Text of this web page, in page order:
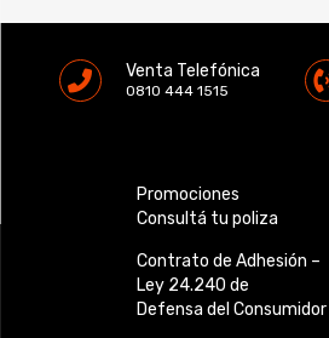
Venta Telefónica
0810 444 1515
Promociones
Consultá tu poliza
Contrato de Adhesión –
Ley 24.240 de
Defensa del Consumidor